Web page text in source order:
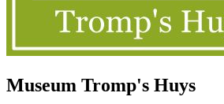
Museum Tromp's Huys